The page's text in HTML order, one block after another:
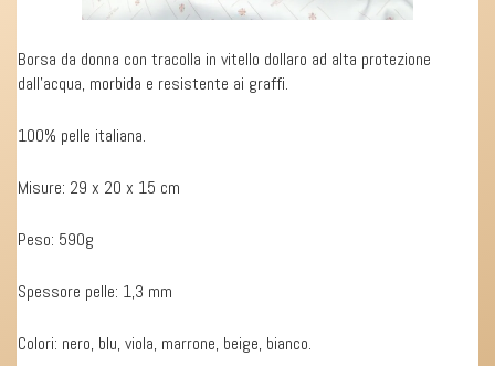
Borsa da donna con tracolla in vitello dollaro ad alta protezione
dall’acqua, morbida e resistente ai graffi.
100% pelle italiana.
Misure: 29 x 20 x 15 cm
Peso: 590g
Spessore pelle: 1,3 mm
Colori: nero, blu, viola, marrone, beige, bianco.